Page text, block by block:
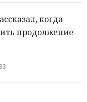
когда
продолжение